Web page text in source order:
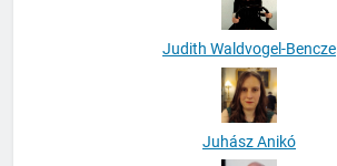
Judith Waldvogel-Bencze
Juhász Anikó